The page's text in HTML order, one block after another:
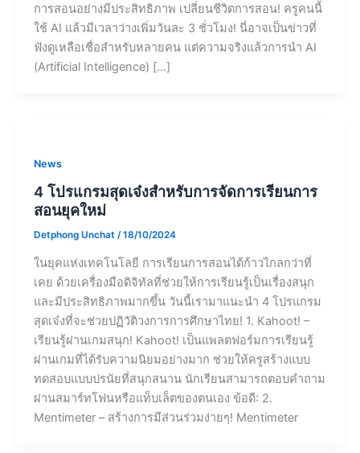
การสอนอย่างมีประสิทธิภาพ เปลี่ยนชีวิตการสอน! ครูคนนี้
ใช้ AI แล้วมีเวลาว่างเพิ่มวันละ 3 ชั่วโมง! นี่อาจเป็นข่าวที่
ฟังดูเหลือเชื่อสำหรับหลายคน แต่ความจริงแล้วการนำ AI
(Artificial Intelligence) […]
News
4 โปรแกรมสุดเจ๋งสำหรับการจัดการเรียนการ
สอนยุคใหม่
Detphong Unchat /18/10/2024
ในยุคแห่งเทคโนโลยี การเรียนการสอนได้ก้าวไกลกว่าที่
เคย ด้วยเครื่องมือดิจิทัลที่ช่วยให้การเรียนรู้เป็นเรื่องสนุก
และมีประสิทธิภาพมากขึ้น วันนี้เรามาแนะนำ 4 โปรแกรม
สุดเจ๋งที่จะช่วยปฏิวัติวงการการศึกษาไทย! 1. Kahoot! –
เรียนรู้ผ่านเกมสนุก! Kahoot! เป็นแพลตฟอร์มการเรียนรู้
ผ่านเกมที่ได้รับความนิยมอย่างมาก ช่วยให้ครูสร้างแบบ
ทดสอบแบบปรนัยที่สนุกสนาน นักเรียนสามารถตอบคำถาม
ผ่านสมาร์ทโฟนหรือแท็บเล็ตของตนเอง ข้อดี: 2.
Mentimeter – สร้างการมีส่วนร่วมง่ายๆ! Mentimeter